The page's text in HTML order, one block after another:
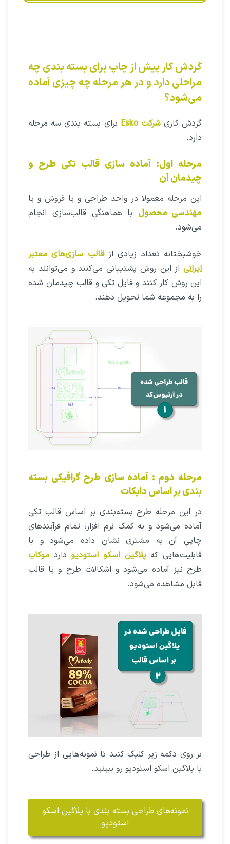
گردش کار پیش از چاپ برای بسته بندی چه
مراحلی دارد و در هر مرحله چه چیزی آماده
می‌شود؟
گردش کاریشرکت Esko
برای بسته بندی سه مرحله
دارد.
مرحله اول: آماده سازی قالب تکی طرح و
چیدمان آن
این مرحله معمولا در واحد طراحی و یا فروش و یا
مهندسی محصول با هماهنگی قالب‌سازی انجام
می‌شود.
خوشبختانه تعداد زیادی ازقالب سازی‌های معتبر
ایرانی از این روش پشتیبانی می‌کنند و می‌توانند به
این روش کار کنند و فایل تکی و قالب چیدمان شده
را به مجموعه شما تحویل دهند.
مرحله دوم : آماده سازی طرح گرافیکی بسته
بندی بر اساس دایکات
در این مرحله طرح بسته‌بندی بر اساس قالب تکی
آماده می‌شود و به کمک نرم افزار، تمام فرآیند‌های
چاپی آن به مشتری نشان داده می‌شود و با
قابلیت‌هایی که پلاگین اسکو استودیو دارد موکاپ
طرح نیز آماده می‌شود و اشکالات طرح و یا قالب
قابل مشاهده می‌شود.
بر روی دکمه زیر کلیک کنید تا نمونه‌هایی از طراحی
با پلاگین اسکو استودیو رو ببینید.
نمونه‌های طراحی بسته بندی با پلاگین اسکو
استودیو